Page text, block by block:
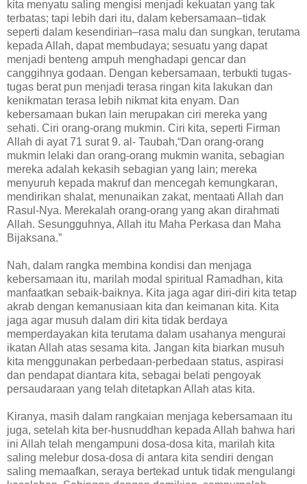
kita menyatu saling mengisi menjadi kekuatan yang tak
terbatas; tapi lebih dari itu, dalam kebersamaan–tidak
seperti dalam kesendirian–rasa malu dan sungkan, terutama
kepada Allah, dapat membudaya; sesuatu yang dapat
menjadi benteng ampuh menghadapi gencar dan
canggihnya godaan. Dengan kebersamaan, terbukti tugas-
tugas berat pun menjadi terasa ringan kita lakukan dan
kenikmatan terasa lebih nikmat kita enyam. Dan
kebersamaan bukan lain merupakan ciri mereka yang
sehati. Ciri orang-orang mukmin. Ciri kita, seperti Firman
Allah di ayat 71 surat 9. al- Taubah,“Dan orang-orang
mukmin lelaki dan orang-orang mukmin wanita, sebagian
mereka adalah kekasih sebagian yang lain; mereka
menyuruh kepada makruf dan mencegah kemungkaran,
mendirikan shalat, menunaikan zakat, mentaati Allah dan
Rasul-Nya. Merekalah orang-orang yang akan dirahmati
Allah. Sesungguhnya, Allah itu Maha Perkasa dan Maha
Bijaksana.”
Nah, dalam rangka membina kondisi dan menjaga
kebersamaan itu, marilah modal spiritual Ramadhan, kita
manfaatkan sebaik-baiknya. Kita jaga agar diri-diri kita tetap
akrab dengan kemanusiaan kita dan keimanan kita. Kita
jaga agar musuh dalam diri kita tidak berdaya
memperdayakan kita terutama dalam usahanya mengurai
ikatan Allah atas sesama kita. Jangan kita biarkan musuh
kita menggunakan perbedaan-perbedaan status, aspirasi
dan pendapat diantara kita, sebagai belati pengoyak
persaudaraan yang telah ditetapkan Allah atas kita.
Kiranya, masih dalam rangkaian menjaga kebersamaan itu
juga, setelah kita ber-husnuddhan kepada Allah bahwa hari
ini Allah telah mengampuni dosa-dosa kita, marilah kita
saling melebur dosa-dosa di antara kita sendiri dengan
saling memaafkan, seraya bertekad untuk tidak mengulangi